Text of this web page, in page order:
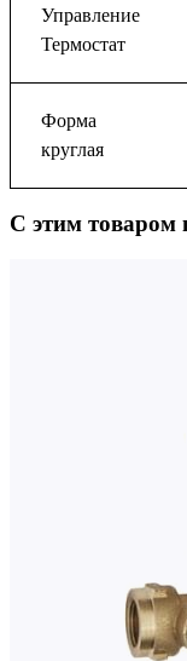
Управление
Термостат
Форма
круглая
С этим товаром